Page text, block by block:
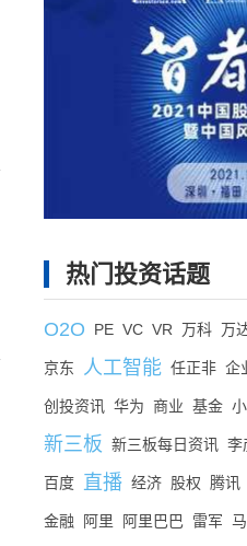
热门投资话题
O2O PE VC VR 万科 万
京东 人工智能 任正非 企
创投资讯 华为 商业 基金
新三板 新三板每日资讯 李
百度 直播 经济 股权 腾讯
金融 阿里 阿里巴巴 雷军